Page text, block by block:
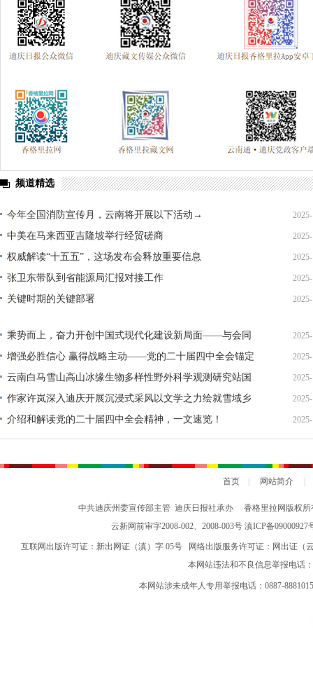
频道精选
今年全国消防宣传月，云南将开展以下活动→
中美在马来西亚吉隆坡举行经贸磋商
权威解读“十五五”，这场发布会释放重要信息
张卫东带队到省能源局汇报对接工作
关键时期的关键部署
乘势而上，奋力开创中国式现代化建设新局面——与会同
志谈贯彻落实党的二十届四中全会精神
增强必胜信心 赢得战略主动——党的二十届四中全会锚定
中国式现代化发展新目标
云南白马雪山高山冰缘生物多样性野外科学观测研究站国
家标准宣贯公益活动在香格里拉举办
作家许岚深入迪庆开展沉浸式采风以文学之力绘就雪域乡
村新画卷
介绍和解读党的二十届四中全会精神，一文速览！